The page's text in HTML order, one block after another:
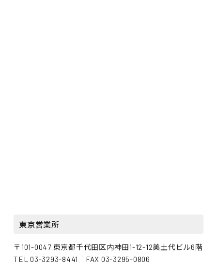
東京営業所
〒101-0047 東京都千代田区内神田1-12-12美土代ビル6階
TEL 03-3293-8441 FAX 03-3295-0806